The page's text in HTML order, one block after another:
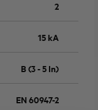
2
15 kA
B (3 - 5 In)
EN 60947-2